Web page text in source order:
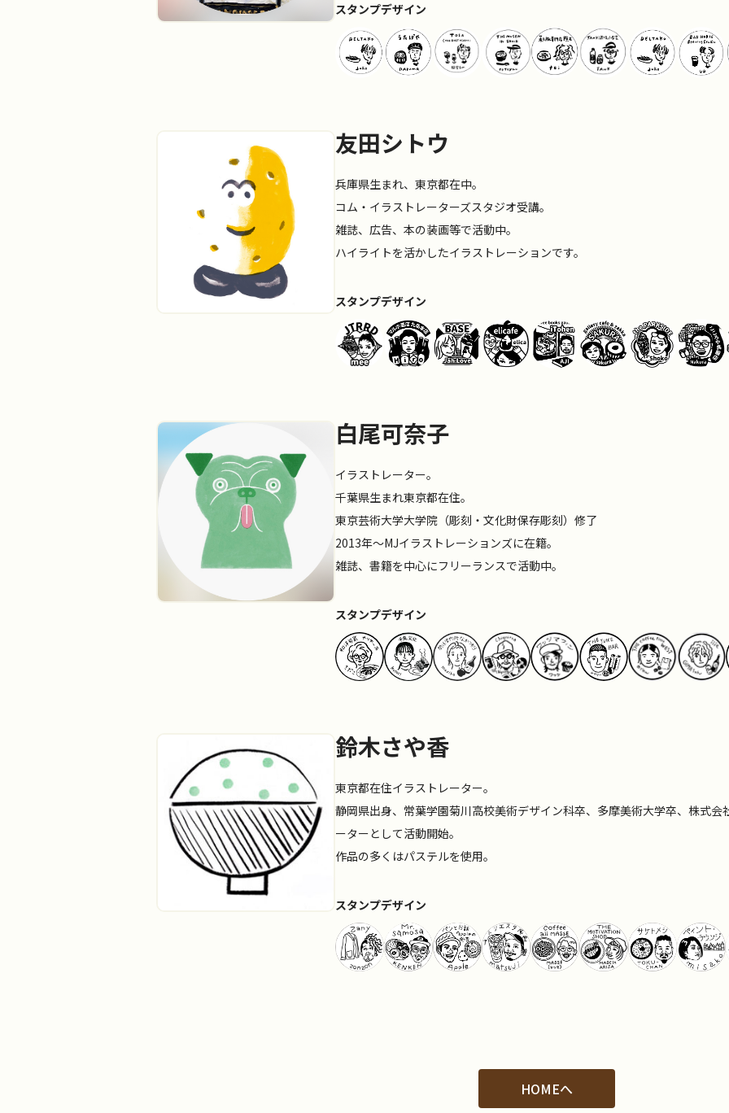
スタンプデザイン
友田シトウ
兵庫県生まれ、東京都在中。
コム・イラストレーターズスタジオ受講。
雑誌、広告、本の装画等で活動中。
ハイライトを活かしたイラストレーションです。
スタンプデザイン
白尾可奈子
イラストレーター。
千葉県生まれ東京都在住。
東京芸術大学大学院（彫刻・文化財保存彫刻）修了
2013年〜MJイラストレーションズに在籍。
雑誌、書籍を中心にフリーランスで活動中。
スタンプデザイン
鈴木さや香
東京都在住イラストレーター。
静岡県出身、常葉学園菊川高校美術デザイン科卒、多摩美術大学卒、株式
ーターとして活動開始。
作品の多くはパステルを使用。
スタンプデザイン
HOMEへ